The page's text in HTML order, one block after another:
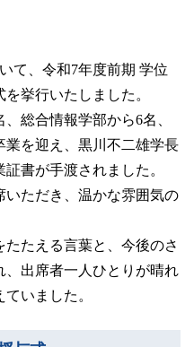
人の方
方
方
員の方
わせ
て、令和7年度前期 学位
挙行いたしました。
総合情報学部から6名、
業を迎え、黒川不二雄学長
書が手渡されました。
ただき、温かな雰囲気の
たえる言葉と、今後のさ
、出席者一人ひとりが晴れ
いました。